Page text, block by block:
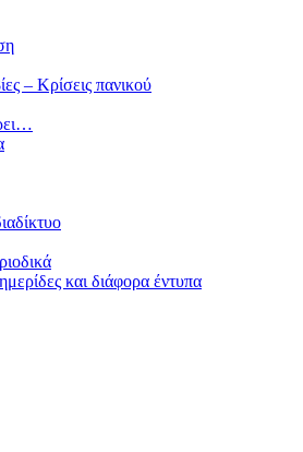
– Κρίσεις πανικού
και διάφορα έντυπα